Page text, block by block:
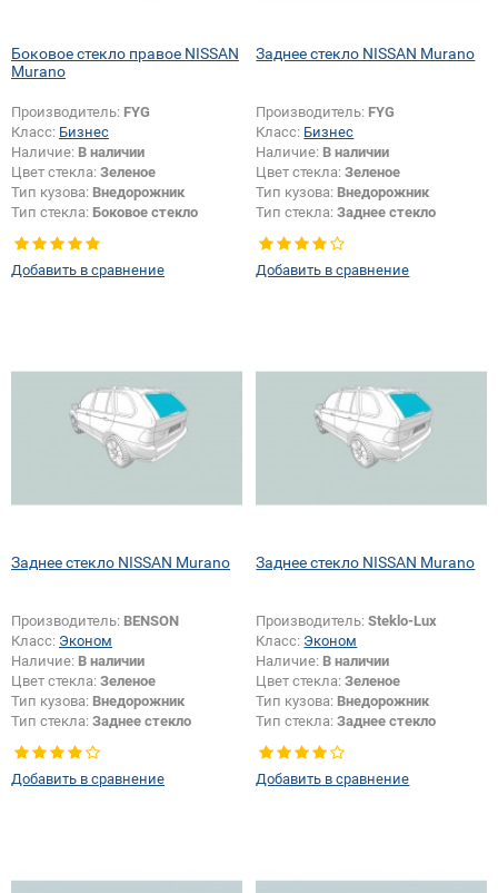
Боковое стекло правое NISSAN
Murano
Производитель: FYG
Класс: Бизнес
Наличие: В наличии
Цвет стекла: Зеленое
Тип кузова: Внедорожник
Тип стекла: Боковое стекло
Добавить в сравнение
Заднее стекло NISSAN Murano
Производитель: FYG
Класс: Бизнес
Наличие: В наличии
Цвет стекла:Зеленое
Тип кузова: Внедорожник
Тип стекла:Заднее стекло
Добавить в сравнение
Заднее стекло NISSAN Murano
Производитель: BENSON
Класс: Эконом
Наличие: В наличии
Цвет стекла: Зеленое
Тип кузова: Внедорожник
Тип стекла: Заднее стекло
Добавить в сравнение
Заднее стекло NISSAN Murano
Производитель:Steklo-Lux
Класс: Эконом
Наличие: В наличии
Цвет стекла:Зеленое
Тип кузова: Внедорожник
Тип стекла:Заднее стекло
Добавить в сравнение